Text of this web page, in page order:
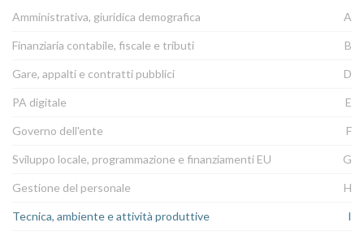
Amministrativa, giuridica demografica A
Finanziaria contabile, fiscale e tributi B
Gare, appalti e contratti pubblici D
PA digitale E
Governo dell'ente F
Sviluppo locale, programmazione e finanziamenti EU G
Gestione del personale H
Tecnica, ambiente e attività produttive I